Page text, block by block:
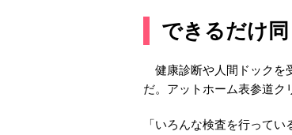
できるだけ
健康診断や人間ドックを
だ。アットホーム表参道ク
「いろんな検査を行って